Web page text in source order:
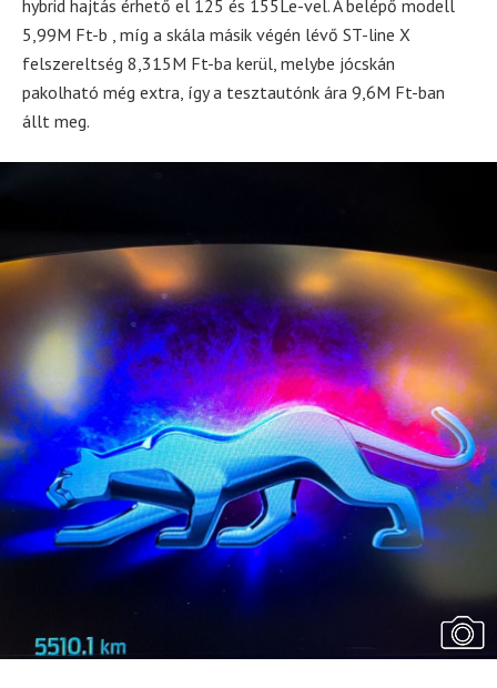
hybrid hajtás érhető el 125 és 155Le-vel. A belépő modell
5,99M Ft-b , míg a skála másik végén lévő ST-line X
felszereltség 8,315M Ft-ba kerül, melybe jócskán
pakolható még extra, így a tesztautónk ára 9,6M Ft-ban
állt meg.